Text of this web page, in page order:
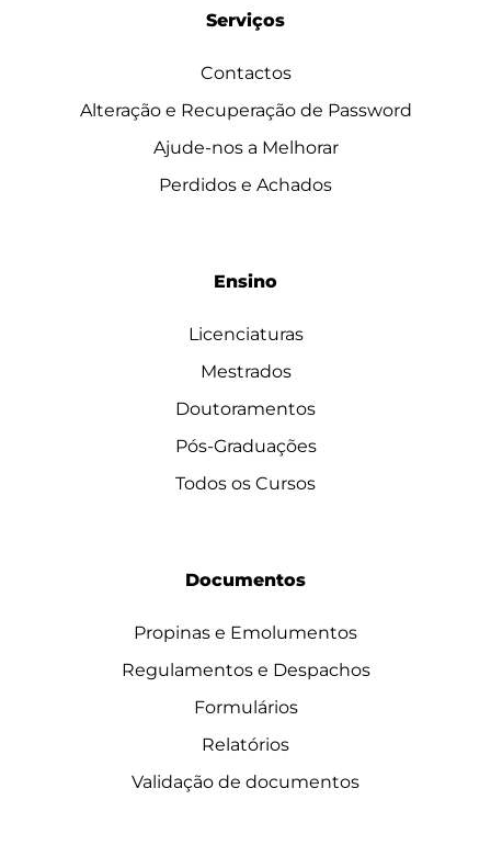
Serviços
Contactos
Alteração e Recuperação de Password
Ajude-nos a Melhorar
Perdidos e Achados
Ensino
Licenciaturas
Mestrados
Doutoramentos
Pós-Graduações
Todos os Cursos
Documentos
Propinas e Emolumentos
Regulamentos e Despachos
Formulários
Relatórios
Validação de documentos